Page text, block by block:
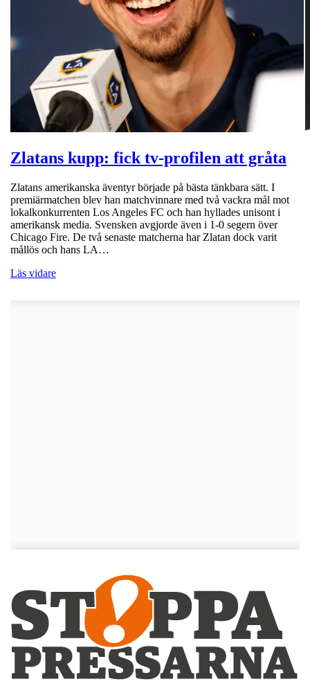
Zlatans kupp: fick tv-profilen att gråta
Zlatans amerikanska äventyr började på bästa tänkbara sätt. I
premiärmatchen blev han matchvinnare med två vackra mål mot
lokalkonkurrenten Los Angeles FC och han hyllades unisont i
amerikansk media. Svensken avgjorde även i 1-0 segern över
Chicago Fire. De två senaste matcherna har Zlatan dock varit
mållös och hans LA…
Läs vidare